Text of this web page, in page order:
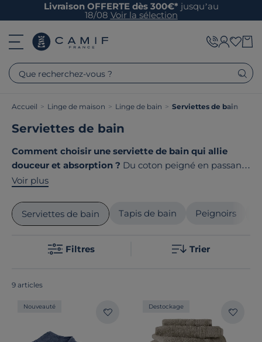
Livraison OFFERTE dès 300€* jusqu’au
18/08 Voir la sélection
Que recherchez-vous ?
Accueil > Linge de maison > Linge de bain > Serviettes de bain
Serviettes de bain
Comment choisir une serviette de bain qui allie
douceur et absorption ? Du coton peigné en passant
par le lin, les matières nobles s'associent à un
serviettes de bain vous enveloppent de douceur avec
leurs 500 à 600g/m² et leurs finitions soignées. Le
fabriqués en France ou en Europe
Voir plus
Serviettes de bain Tapis de bain Peignoirs
Filtres Trier
9 articles
Nouveauté Destockage